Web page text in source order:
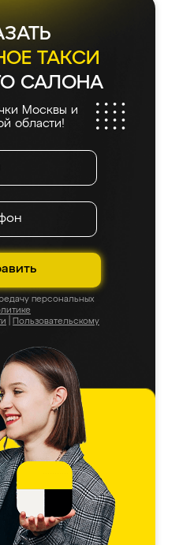
ТАКСИ
САЛОНА
Москвы и
области!
персональных
Пользовательскому